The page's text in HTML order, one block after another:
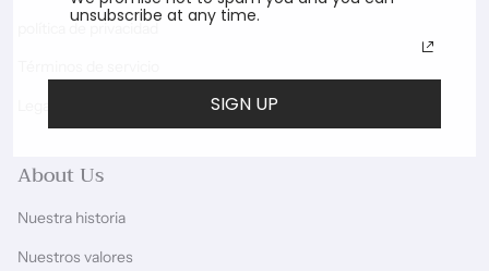
About Us
Nuestra historia
Nuestros valores
unsubscribe at any time.
SIGN UP